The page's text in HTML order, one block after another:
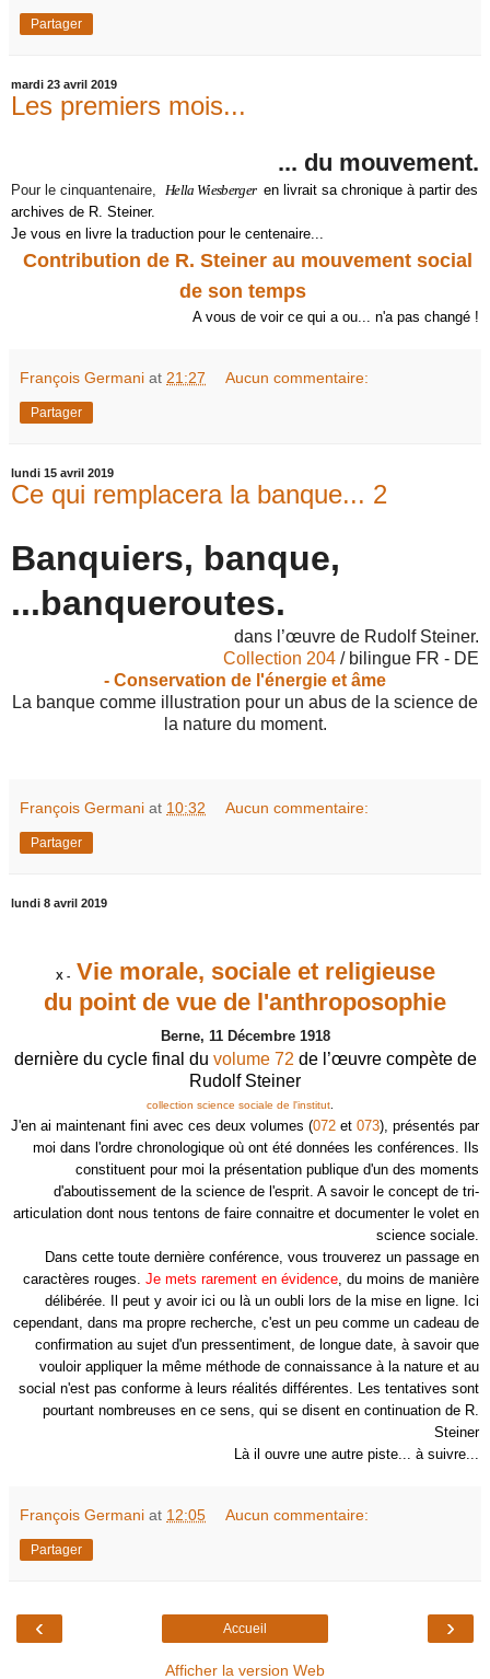
Partager
mardi 23 avril 2019
Les premiers mois...
... du mouvement.
Pour le cinquantenaire, Hella Wiesberger en livrait sa chronique à partir des
archives de R. Steiner.
Je vous en livre la traduction pour le centenaire...
Contribution de R. Steiner au mouvement social
de son temps
A vous de voir ce qui a ou... n'a pas changé !
François Germani at 21:27 Aucun commentaire:
Partager
lundi 15 avril 2019
Ce qui remplacera la banque... 2
Banquiers, banque,
...banqueroutes.
dans l’œuvre de Rudolf Steiner.
Collection 204 / bilingue FR - DE
- Conservation de l'énergie et âme
La banque comme illustration pour un abus de la science de
la nature du moment.
François Germani at 10:32 Aucun commentaire:
Partager
lundi 8 avril 2019
X - Vie morale, sociale et religieuse
du point de vue de l'anthroposophie
Berne, 11 Décembre 1918
dernière du cycle final du volume 72 de l’œuvre compète de
Rudolf Steiner
collection science sociale de l'institut.
J'en ai maintenant fini avec ces deux volumes (072 et 073), présentés par
moi dans l'ordre chronologique où ont été données les conférences. Ils
constituent pour moi la présentation publique d'un des moments
d'aboutissement de la science de l'esprit. A savoir le concept de tri-
articulation dont nous tentons de faire connaitre et documenter le volet en
science sociale.
Dans cette toute dernière conférence, vous trouverez un passage en
caractères rouges. Je mets rarement en évidence, du moins de manière
délibérée. Il peut y avoir ici ou là un oubli lors de la mise en ligne. Ici
cependant, dans ma propre recherche, c'est un peu comme un cadeau de
confirmation au sujet d'un pressentiment, de longue date, à savoir que
vouloir appliquer la même méthode de connaissance à la nature et au
social n'est pas conforme à leurs réalités différentes. Les tentatives sont
pourtant nombreuses en ce sens, qui se disent en continuation de R.
Steiner
Là il ouvre une autre piste... à suivre...
François Germani at 12:05 Aucun commentaire:
Partager
‹ ›
Accueil
Afficher la version Web